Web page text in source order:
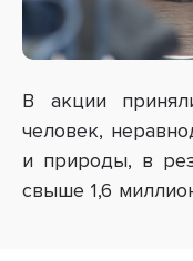
В акции
человек,
и природы, в
свыше 1,6